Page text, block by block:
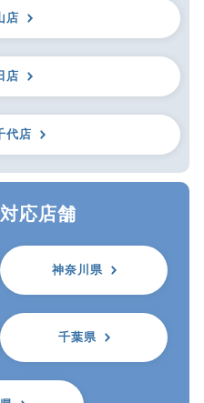
店
店
代店
応店舗
神奈川県
千葉県